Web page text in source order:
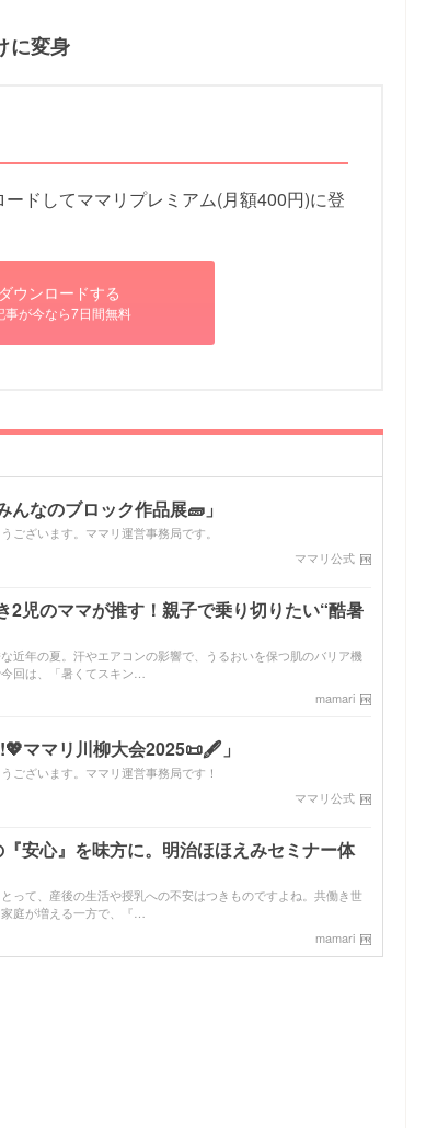
に変身
ドしてママリプレミアム(月額400円)に登
ウンロードする
事が今なら7日間無料
なのブロック作品展🧱」
ございます。ママリ運営事務局です。
ママリ公式
2児のママが推す！親子で乗り切りたい“酷暑
近年の夏。汗やエアコンの影響で、うるおいを保つ肌のバリア機
回は、「暑くてスキン…
mamari
ママリ川柳大会2025📜🖋️」
ございます。ママリ運営事務局です！
ママリ公式
安心』を味方に。明治ほほえみセミナー体
って、産後の生活や授乳への不安はつきものですよね。共働き世
庭が増える一方で、『…
mamari